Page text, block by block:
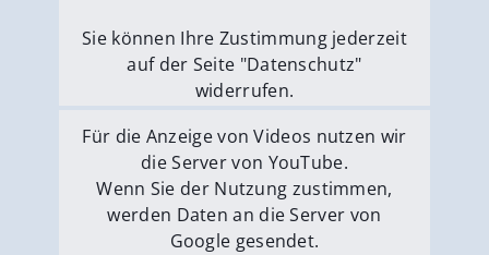
Sie können Ihre Zustimmung jederzeit
auf der Seite "Datenschutz"
widerrufen.
Externe Medien erlauben
Für die Anzeige von Videos nutzen wir
die Server von YouTube.
Wenn Sie der Nutzung zustimmen,
werden Daten an die Server von
Google gesendet.